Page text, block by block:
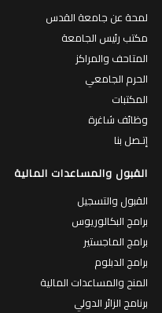
لمحة عن جامعة القدس
مكتب رئيس الجامعة
المتاحف والمراكز
الحرم الجامعي
المكتبات
وظائف شاغرة
إتـصل بنا
القبول والمساعدات المالية
القبول والتسجيل
برامج البكالوريوس
برامج الماجستير
برامج الدبلوم
المنح والمساعدات المالية
برنامج الزائر الدولي